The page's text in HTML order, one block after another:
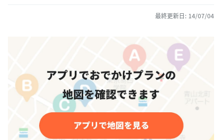
最終更新日: 14/07/04